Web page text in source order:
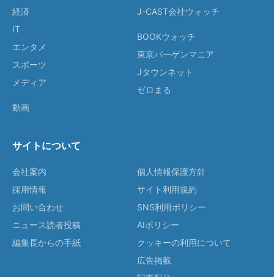
経済
IT
エンタメ
スポーツ
メディア
動画
J-CAST会社ウォッチ
BOOKウォッチ
東京バーゲンマニア
Jタウンネット
ゼロまる
サイトについて
会社案内
採用情報
お問い合わせ
ニュース読者投稿
編集長からの手紙
個人情報保護方針
サイト利用規約
SNS利用ポリシー
AIポリシー
クッキーの利用について
広告掲載